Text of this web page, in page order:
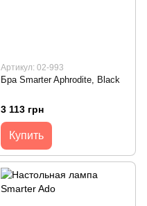
Артикул: 02-993
Бра Smarter Aphrodite, Black
3 113 грн
Купить